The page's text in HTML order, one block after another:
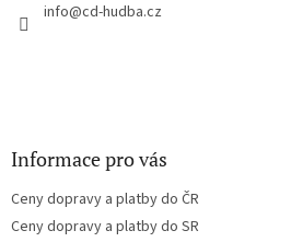
info@cd-hudba.cz
Informace pro vás
Ceny dopravy a platby do ČR
Ceny dopravy a platby do SR